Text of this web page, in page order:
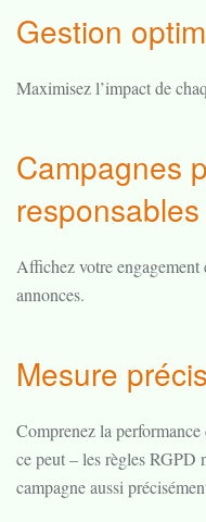
Gestion
Maximisez l’impact de
Campagnes
responsables
Affichez votre engagement
annonces.
Mesure
Comprenez la
ce peut – les règles RGPD
campagne aussi